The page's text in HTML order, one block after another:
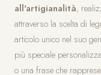
all'artigianalità,
attraverso la scelta di
articolo unico nel suo
più speciale
o una frase che